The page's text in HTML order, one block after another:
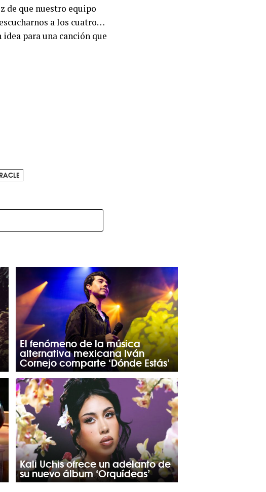
de que nuestro equipo
a los cuatro…
para una canción que
El fenómeno de la música
alternativa mexicana Iván
Cornejo comparte ‘Dónde Estás’
Kali Uchis ofrece un adelanto de
su nuevo álbum ‘Orquídeas’